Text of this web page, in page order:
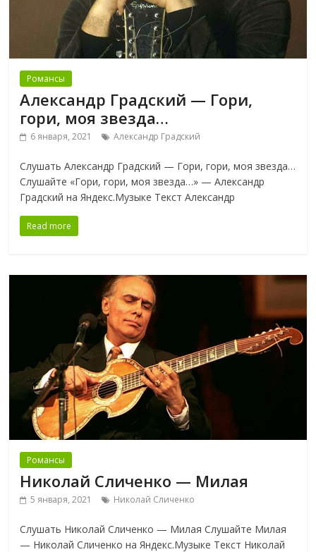
Романсы
Александр Градский — Гори,
гори, моя звезда…
6 января, 2021 Александр Градский
Слушать Александр Градский — Гори, гори, моя звезда…
Слушайте «Гори, гори, моя звезда…» — Александр
Градский на Яндекс.Музыке Текст Александр
Read more
Романсы
Николай Сличенко — Милая
5 января, 2021 Николай Сличенко
Слушать Николай Сличенко — Милая Слушайте Милая
— Николай Сличенко на Яндекс.Музыке Текст Николай